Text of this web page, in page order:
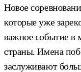
Новое
которые уже
важное событие в
страны. Имена
заслуживают